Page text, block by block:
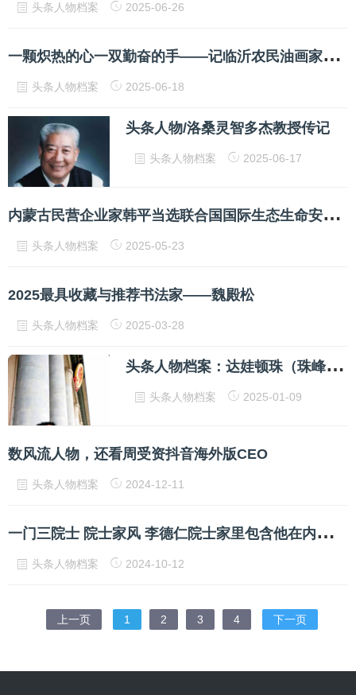
头条人物档案 2025-06-26
一
颗炽热的心一双勤奋的手——记临沂农民油画家王玉亮
头条人物档案 2025-06-18
头条人物/洛桑灵智多杰教授传记
头条人物档案 2025-06-17
内
蒙古民营企业家韩平当选联合国国际生态生命安全科学院院士
头条人物档案 2025-05-23
2025最具收藏与推荐书法家——魏殿松
头条人物档案 2025-03-28
头
条人物档案：达娃顿珠（珠峰冰川创始人）
头条人物档案 2025-01-09
数风流人物，还看周受资抖音海外版CEO
头条人物档案 2024-12-11
一
门三院士 院士家风 李德仁院士家里包含他在内一共有三位院士
头条人物档案 2024-10-12
上一页 1 2 3 4 下一页